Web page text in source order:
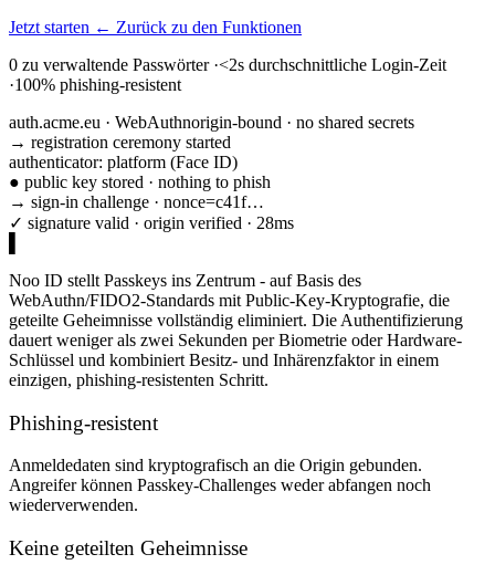
Jetzt starten ← Zurück zu den Funktionen
0 zu verwaltende Passwörter ·<2s durchschnittliche Login-Zeit
·100% phishing-resistent
auth.acme.eu · WebAuthnorigin-bound · no shared secrets
→ registration ceremony started
authenticator: platform (Face ID)
● public key stored · nothing to phish
→ sign-in challenge · nonce=c41f…
✓ signature valid · origin verified · 28ms
Noo ID stellt Passkeys ins Zentrum - auf Basis des
WebAuthn/FIDO2-Standards mit Public-Key-Kryptografie, die
geteilte Geheimnisse vollständig eliminiert. Die Authentifizierung
dauert weniger als zwei Sekunden per Biometrie oder Hardware-
Schlüssel und kombiniert Besitz- und Inhärenzfaktor in einem
einzigen, phishing-resistenten Schritt.
Phishing-resistent
Anmeldedaten sind kryptografisch an die Origin gebunden.
Angreifer können Passkey-Challenges weder abfangen noch
wiederverwenden.
Keine geteilten Geheimnisse